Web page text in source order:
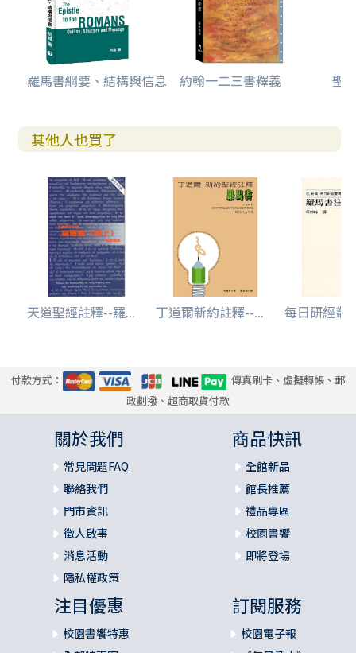
羅馬書綱要、結構與信息 約翰一二三書釋義 聖
其他人也買了
天道聖經註釋--羅... 丁道爾新約註釋--... 每日研經叢
付款方式：
傳真刷卡、虛擬轉帳、郵
政劃撥、超商取貨付款
關於我們
常見問題FAQ
聯絡我們
門市資訊
徵人啟事
消息活動
隱私權政策
商品快訊
全館新品
館長推薦
禮品專區
校園書饗
即將登場
注目優惠
校園書饗特惠
訂閱服務
校園電子報